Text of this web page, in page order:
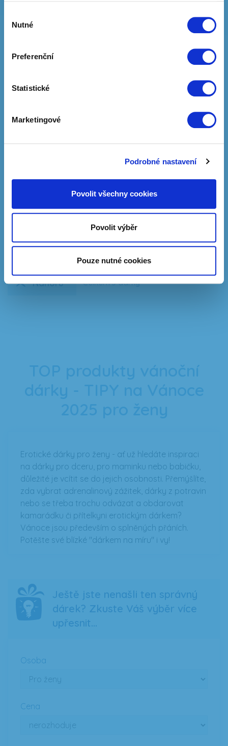
souhlasu
Nutné
Preferenční
Statistické
Marketingové
Podrobné nastavení
Povolit všechny cookies
Povolit výběr
Pouze nutné cookies
XXX
Zobrazit více
Tento obsah je určen pouze pro dospělé.
Je vám více než 18 let?
NE, skrýt
Nahoru Celkem 3 dárky
TOP produkty vánoční
dárky - TIPY na Vánoce
2025 pro ženy
Erotické dárky pro ženy - ať už hledáte inspiraci
na dárky pro dceru, pro maminku nebo babičku,
důležité je vcítit se do jejich osobnosti. Přemýšlíte,
zda vybrat adrenalinový zážitek, dárky z potravin
nebo se třeba trochu odvázat a obdarovat
kamarádku či přítelkyni erotickým dárkem?
Vánoce jsou především o splněných přáních.
Potěšte své blízké "dárkem na míru" i vy!
Ještě jste nenašli ten správný
dárek? Zkuste Váš výběr více
upřesnit...
Osoba
Cena